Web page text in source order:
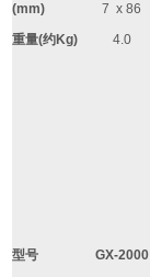
(mm)
7 x 86
重量(约Kg) 4.0
型号 GX-2000